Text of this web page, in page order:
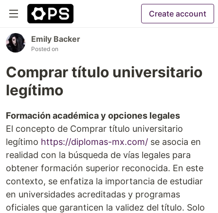
Create account
Emily Backer
Posted on
Comprar título universitario
legítimo
Formación académica y opciones legales
El concepto de Comprar título universitario
legítimo https://diplomas-mx.com/ se asocia en
realidad con la búsqueda de vías legales para
obtener formación superior reconocida. En este
contexto, se enfatiza la importancia de estudiar
en universidades acreditadas y programas
oficiales que garanticen la validez del título. Solo